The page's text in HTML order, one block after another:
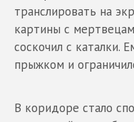
транслировать на
картины с
соскочил с каталки.
прыжком и
В коридоре стало